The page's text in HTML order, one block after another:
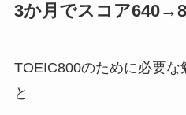
3か月でスコア
TOEIC800のために必要な
と